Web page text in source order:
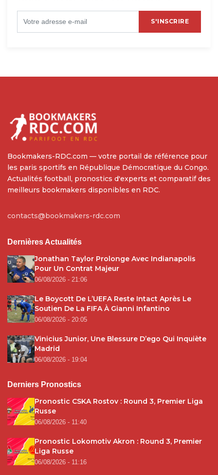
S'INSCRIRE
Bookmakers-RDC.com — votre portail de référence pour
les paris sportifs en République Démocratique du Congo.
Actualités football, pronostics d'experts et comparatif des
meilleurs bookmakers disponibles en RDC.
contacts@bookmakers-rdc.com
Dernières Actualités
Jonathan Taylor Prolonge Avec Indianapolis
Pour Un Contrat Majeur
06/08/2026 - 21:06
Le Boycott De L’UEFA Reste Intact Après Le
Soutien De La FIFA À Gianni Infantino
06/08/2026 - 20:05
Vinicius Junior, Une Blessure D’ego Qui Inquiète
Madrid
06/08/2026 - 19:04
Derniers Pronostics
Pronostic CSKA Rostov : Round 3, Premier Liga
Russe
06/08/2026 - 11:40
Pronostic Lokomotiv Akron : Round 3, Premier
Liga Russe
06/08/2026 - 11:16